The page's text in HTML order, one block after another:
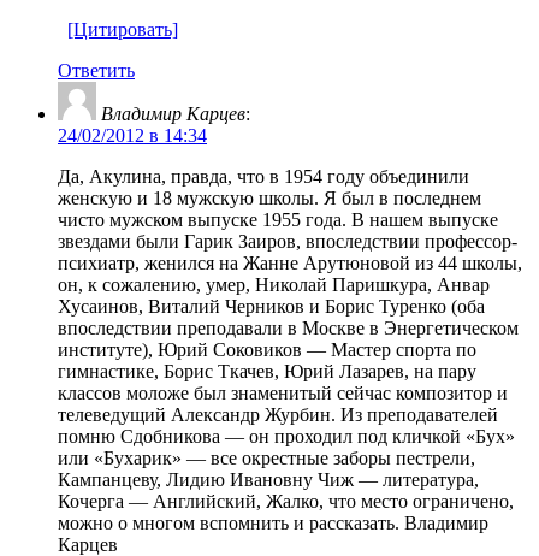
[Цитировать]
Ответить
Владимир Карцев:
24/02/2012 в 14:34
Да, Акулина, правда, что в 1954 году объединили
женскую и 18 мужскую школы. Я был в последнем
чисто мужском выпуске 1955 года. В нашем выпуске
звездами были Гарик Заиров, впоследствии профессор-
психиатр, женился на Жанне Арутюновой из 44 школы,
он, к сожалению, умер, Николай Паришкура, Анвар
Хусаинов, Виталий Черников и Борис Туренко (оба
впоследствии преподавали в Москве в Энергетическом
институте), Юрий Соковиков — Мастер спорта по
гимнастике, Борис Ткачев, Юрий Лазарев, на пару
классов моложе был знаменитый сейчас композитор и
телеведущий Александр Журбин. Из преподавателей
помню Сдобникова — он проходил под кличкой «Бух»
или «Бухарик» — все окрестные заборы пестрели,
Кампанцеву, Лидию Ивановну Чиж — литература,
Кочерга — Английский, Жалко, что место ограничено,
можно о многом вспомнить и рассказать. Владимир
Карцев